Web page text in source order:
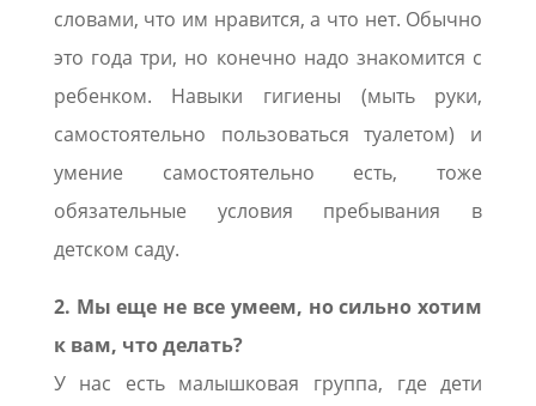
словами, что им нравится, а что нет. Обычно
это года три, но конечно надо знакомится с
ребенком. Навыки гигиены (мыть руки,
самостоятельно пользоваться туалетом) и
умение самостоятельно есть, тоже
обязательные условия пребывания в
детском саду.
2. Мы еще не все умеем, но сильно хотим
к вам, что делать?
У нас есть малышковая группа, где дети